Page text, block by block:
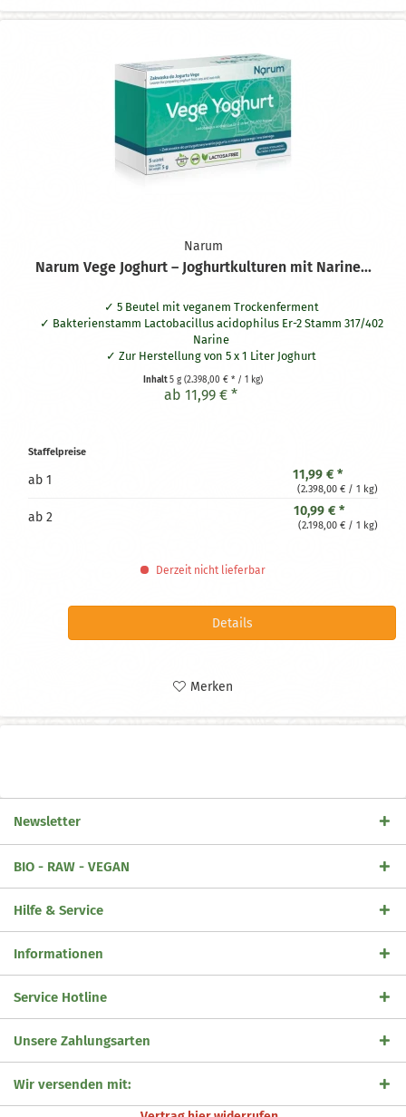
Narum
Narum Vege Joghurt – Joghurtkulturen mit Narine...
5 Beutel mit veganem Trockenferment
Bakterienstamm Lactobacillus acidophilus Er-2 Stamm 317/402
Narine
Zur Herstellung von 5 x 1 Liter Joghurt
Inhalt5 g(2.398,00 € * / 1 kg)
ab 11,99 € *
Staffelpreise
ab 1 11,99 € *
(2.398,00 € / 1 kg)
ab 2 10,99 € *
(2.198,00 € / 1 kg)
Derzeit nicht lieferbar
Details
Merken
Newsletter
BIO - RAW - VEGAN
Hilfe & Service
Informationen
Service Hotline
Unsere Zahlungsarten
Wir versenden mit: